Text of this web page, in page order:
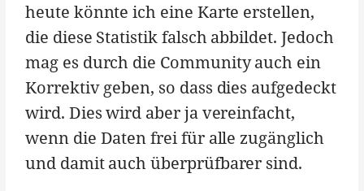
heute könnte ich eine Karte erstellen,
die diese Statistik falsch abbildet. Jedoch
mag es durch die Community auch ein
Korrektiv geben, so dass dies aufgedeckt
wird. Dies wird aber ja vereinfacht,
wenn die Daten frei für alle zugänglich
und damit auch überprüfbarer sind.